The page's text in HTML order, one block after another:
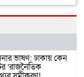
ভাষণ: ঢাকায় কেন
‘রাজনৈতিক